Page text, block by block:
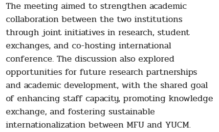
The meeting aimed to strengthen academic
collaboration between the two institutions
through joint initiatives in research, student
exchanges, and co-hosting international
conference. The discussion also explored
opportunities for future research partnerships
and academic development, with the shared goal
of enhancing staff capacity, promoting knowledge
exchange, and fostering sustainable
internationalization between MFU and YUCM.